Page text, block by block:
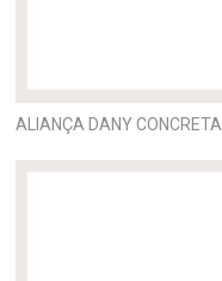
ALIANÇA DANY CONCRETA